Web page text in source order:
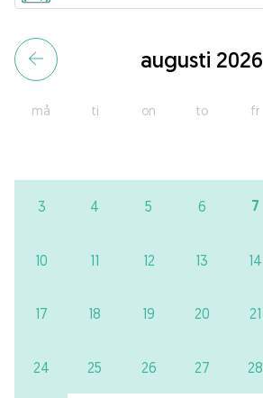
augusti 2026
må ti on to fr
3 4 5 6 7
10 11 12 13 14
17 18 19 20 21
24 25 26 27 28